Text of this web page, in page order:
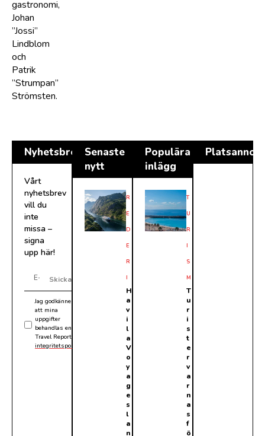
gastronomi,
Johan
”Jossi”
Lindblom
och
Patrik
”Strumpan”
Strömsten.
Nyhetsbrev
Vårt
nyhetsbrev
vill du
inte
missa –
signa
upp här!
Jag godkänner
att mina
uppgifter
behandlas enligt
Travel Reports
integritetspolicy
Skicka
Senaste
nytt
R
E
D
E
R
I
H
a
v
i
l
a
V
o
y
a
g
e
s
l
a
n
Populära
inlägg
T
U
R
I
S
M
T
u
r
i
s
t
e
r
v
a
r
n
a
s
f
ö